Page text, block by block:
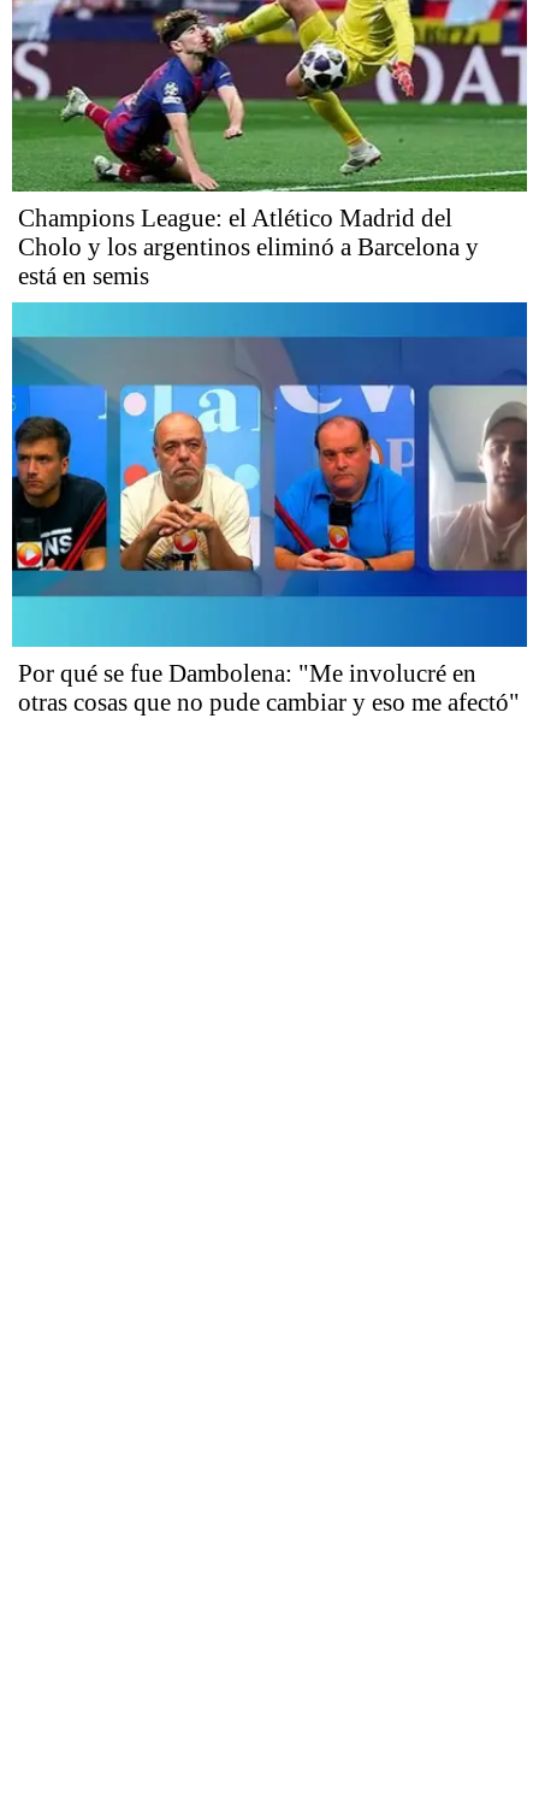
Champions League: el Atlético Madrid del
Cholo y los argentinos eliminó a Barcelona y
está en semis
Por qué se fue Dambolena: "Me involucré en
otras cosas que no pude cambiar y eso me afectó"